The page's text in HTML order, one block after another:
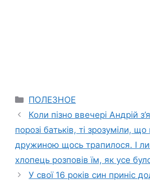
Categories
ПОЛЕЗНОЕ
Коли пізно ввечері Андрій
порозі батьків, ті зрозуміли,
дружиною щось трапилося. І
хлопець розповів їм, як усе
У свої 16 років син приніс